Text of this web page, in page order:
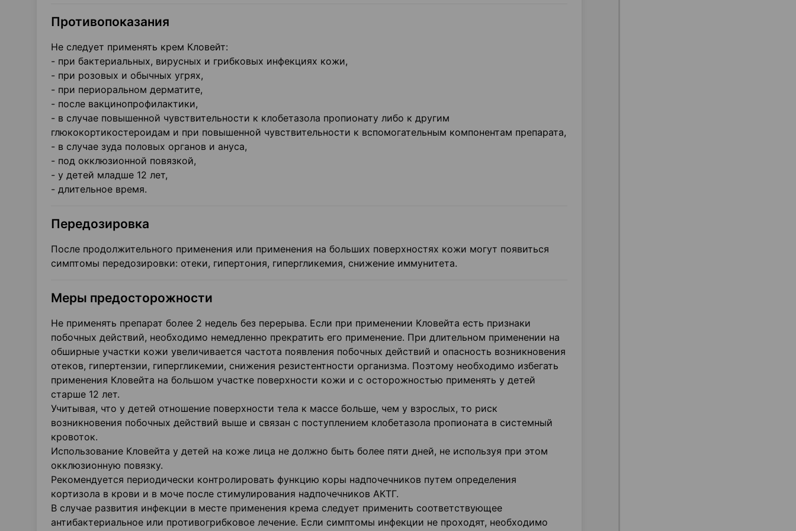
Противопоказания
Не следует применять крем Кловейт:
- при бактериальных, вирусных и грибковых инфекциях кожи,
- при розовых и обычных угрях,
- при периоральном дерматите,
- после вакцинопрофилактики,
- в случае повышенной чувствительности к клобетазола пропионату либо к другим
глюкокортикостероидам и при повышенной чувствительности к вспомогательным компонентам препарата,
- в случае зуда половых органов и ануса,
- под окклюзионной повязкой,
- у детей младше 12 лет,
- длительное время.
Передозировка
После продолжительного применения или применения на больших поверхностях кожи могут появиться
симптомы передозировки: отеки, гипертония, гипергликемия, снижение иммунитета.
Меры предосторожности
Не применять препарат более 2 недель без перерыва. Если при применении Кловейта есть признаки
побочных действий, необходимо немедленно прекратить его применение. При длительном применении на
обширные участки кожи увеличивается частота появления побочных действий и опасность возникновения
отеков, гипертензии, гипергликемии, снижения резистентности организма. Поэтому необходимо избегать
применения Кловейта на большом участке поверхности кожи и с осторожностью применять у детей
старше 12 лет.
Учитывая, что у детей отношение поверхности тела к массе больше, чем у взрослых, то риск
возникновения побочных действий выше и связан с поступлением клобетазола пропионата в системный
кровоток.
Использование Кловейта у детей на коже лица не должно быть более пяти дней, не используя при этом
окклюзионную повязку.
Рекомендуется периодически контролировать функцию коры надпочечников путем определения
кортизола в крови и в моче после стимулирования надпочечников АКТГ.
В случае развития инфекции в месте применения крема следует применить соответствующее
антибактериальное или противогрибковое лечение. Если симптомы инфекции не проходят, необходимо